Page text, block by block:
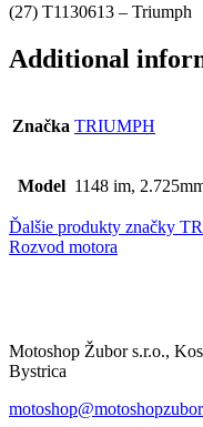
(27) T1130613 – Triumph
Additional
Značka TRIUMPH
Model 1148 im,
Ďalšie produkty značky
Rozvod motora
Motoshop Žubor s.r.o.,
Bystrica